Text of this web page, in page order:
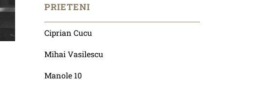
PRIETENI
Ciprian Cucu
Mihai Vasilescu
Manole 10